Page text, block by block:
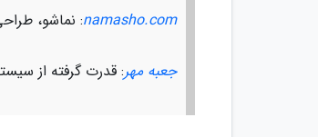
namasho.com: نماشو،
جعبه مهر: قدرت گرفته از